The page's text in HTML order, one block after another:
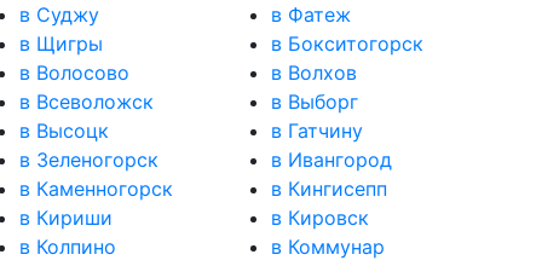
в Суджу
в Фатеж
в Щигры
в Бокситогорск
в Волосово
в Волхов
в Всеволожск
в Выборг
в Высоцк
в Гатчину
в Зеленогорск
в Ивангород
в Каменногорск
в Кингисепп
в Кириши
в Кировск
в Колпино
в Коммунар